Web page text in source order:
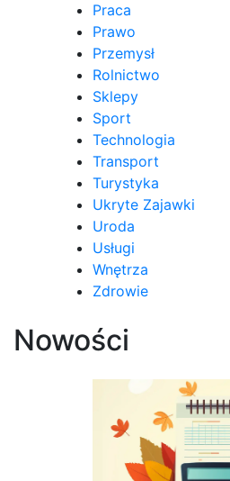
Praca
Prawo
Przemysł
Rolnictwo
Sklepy
Sport
Technologia
Transport
Turystyka
Ukryte Zajawki
Uroda
Usługi
Wnętrza
Zdrowie
Nowości